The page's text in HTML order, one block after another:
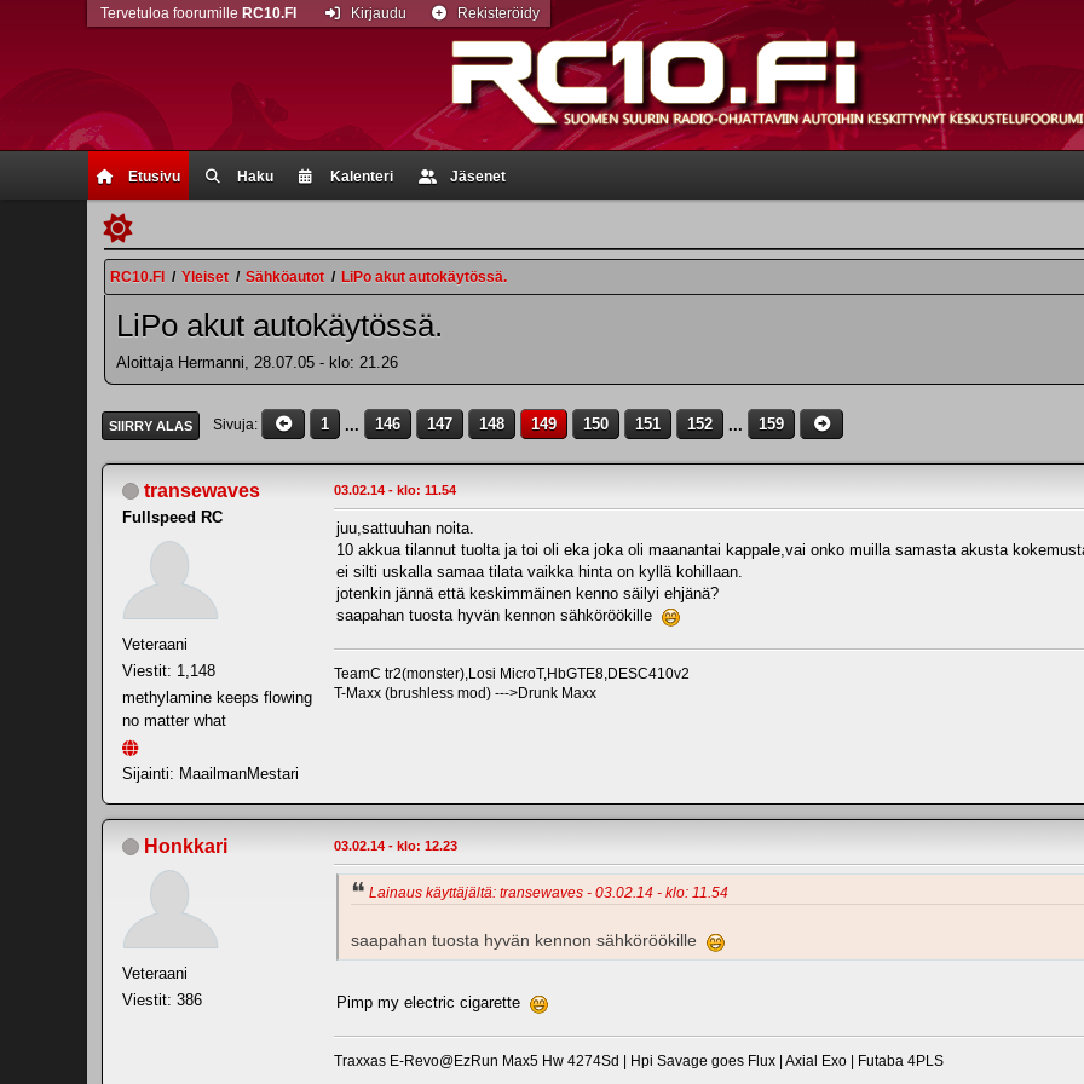
Etusivu Haku Kalenteri Jäsenet
Tervetuloa foorumille RC10.FI Kirjaudu Rekisteröidy
RC10.FI / Yleiset / Sähköautot / LiPo akut autokäytössä.
LiPo akut autokäytössä.
Aloittaja Hermanni, 28.07.05 - klo: 21.26
SIIRRY ALAS Sivuja 1 ... 146 147 148 149 150 151 152 ... 159
transewaves
Fullspeed RC
Veteraani
Viestit: 1,148
methylamine keeps flowing
no matter what
Sijainti: MaailmanMestari
03.02.14 - klo: 11.54
juu,sattuuhan noita.
10 akkua tilannut tuolta ja toi oli eka joka oli maanantai kappale,vai onko muilla samasta akusta
ei silti uskalla samaa tilata vaikka hinta on kyllä kohillaan.
jotenkin jännä että keskimmäinen kenno säilyi ehjänä?
saapahan tuosta hyvän kennon sähköröökille
TeamC tr2(monster),Losi MicroT,HbGTE8,DESC410v2
T-Maxx (brushless mod) --->Drunk Maxx
Honkkari
Veteraani
Viestit: 386
03.02.14 - klo: 12.23
Lainaus käyttäjältä: transewaves - 03.02.14 - klo: 11.54
saapahan tuosta hyvän kennon sähköröökille
Pimp my electric cigarette
Traxxas E-Revo@EzRun Max5 Hw 4274Sd | Hpi Savage goes Flux | Axial Exo | Futaba 4PLS